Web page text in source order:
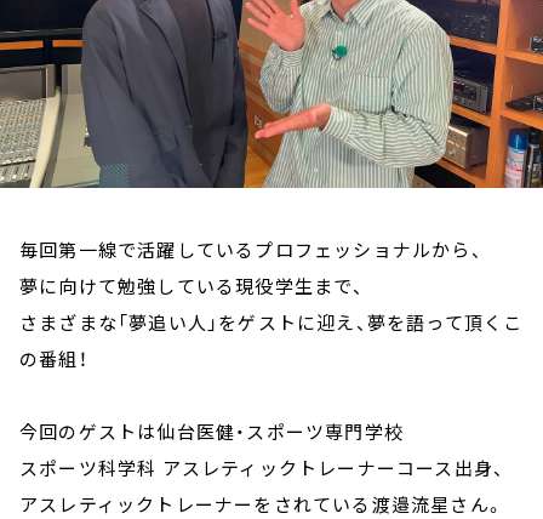
毎回第一線で活躍しているプロフェッショナルから、
夢に向けて勉強している現役学生まで、
さまざまな「夢追い人」をゲストに迎え、夢を語って頂くこ
の番組！
今回のゲストは仙台医健・スポーツ専門学校
スポーツ科学科 アスレティックトレーナーコース出身、
アスレティックトレーナーをされている渡邉流星さん。